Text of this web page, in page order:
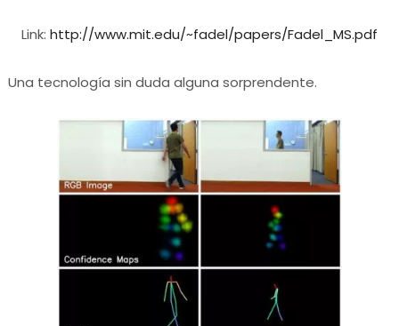
Link: http://www.mit.edu/~fadel/papers/Fadel_MS.pdf
Una tecnología sin duda alguna sorprendente.